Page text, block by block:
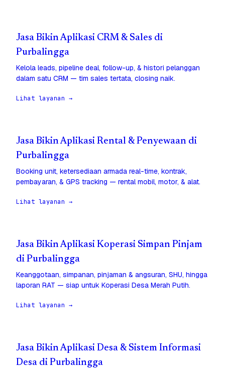
Jasa Bikin Aplikasi CRM & Sales di
Purbalingga
Kelola leads, pipeline deal, follow-up, & histori pelanggan
dalam satu CRM — tim sales tertata, closing naik.
Lihat layanan →
Jasa Bikin Aplikasi Rental & Penyewaan di
Purbalingga
Booking unit, ketersediaan armada real-time, kontrak,
pembayaran, & GPS tracking — rental mobil, motor, & alat.
Lihat layanan →
Jasa Bikin Aplikasi Koperasi Simpan Pinjam
di Purbalingga
Keanggotaan, simpanan, pinjaman & angsuran, SHU, hingga
laporan RAT — siap untuk Koperasi Desa Merah Putih.
Lihat layanan →
Jasa Bikin Aplikasi Desa & Sistem Informasi
Desa di Purbalingga